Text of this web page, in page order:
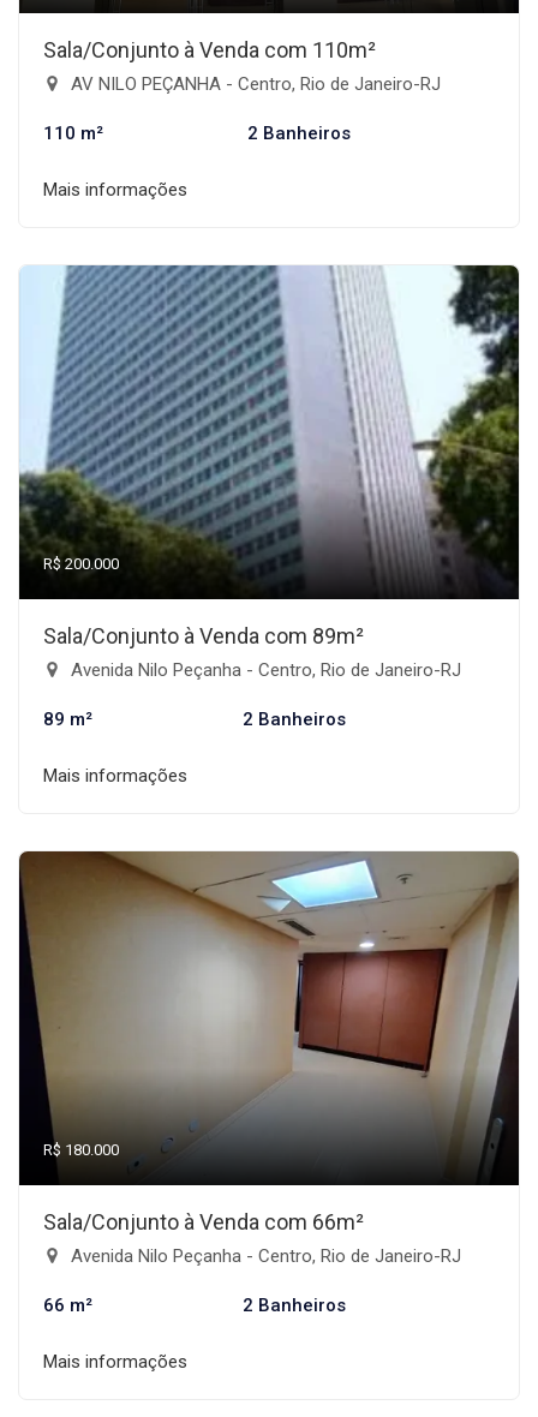
Sala/Conjunto à Venda com 110m²
AV NILO PEÇANHA - Centro, Rio de Janeiro-RJ
110 m² 2 Banheiros
Mais informações
R$ 200.000
Sala/Conjunto à Venda com 89m²
Avenida Nilo Peçanha - Centro, Rio de Janeiro-RJ
89 m² 2 Banheiros
Mais informações
R$ 180.000
Sala/Conjunto à Venda com 66m²
Avenida Nilo Peçanha - Centro, Rio de Janeiro-RJ
66 m² 2 Banheiros
Mais informações